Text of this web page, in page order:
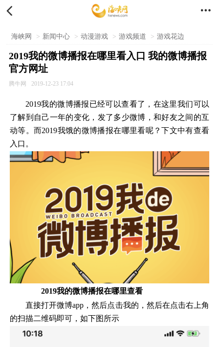
 
海峡网 > 新闻中心 > 动漫游戏 > 游戏频道 > 游戏花边
2019我的微博播报在哪里看入口 我的微博播报
官方网址
腾牛网 2019-12-23 17:04
2019我的微博播报已经可以查看了，在这里我们可以
了解到自己一年的变化，发了多少微博，和好友之间的互
动等。而2019我饿的微博播报在哪里看呢？下文中有查看
入口。
2019我的微博播报在哪里查看
直接打开微博app，然后点击我的，然后在点击右上角
的扫描二维码即可，如下图所示